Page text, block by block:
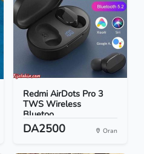
Redmi AirDots Pro 3
TWS Wireless
Bluetoo...
DA2500 Oran